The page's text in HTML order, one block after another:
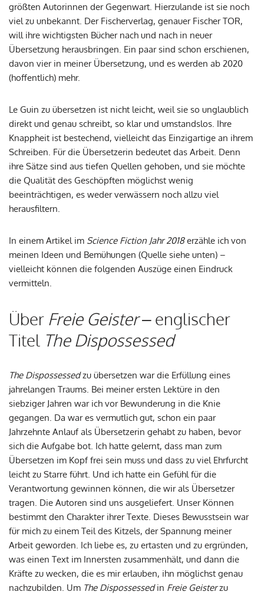
größten Autorinnen der Gegenwart. Hierzulande ist sie noch
viel zu unbekannt. Der Fischerverlag, genauer Fischer TOR,
will ihre wichtigsten Bücher nach und nach in neuer
Übersetzung herausbringen. Ein paar sind schon erschienen,
davon vier in meiner Übersetzung, und es werden ab 2020
(hoffentlich) mehr.
Le Guin zu übersetzen ist nicht leicht, weil sie so unglaublich
direkt und genau schreibt, so klar und umstandslos. Ihre
Knappheit ist bestechend, vielleicht das Einzigartige an ihrem
Schreiben. Für die Übersetzerin bedeutet das Arbeit. Denn
ihre Sätze sind aus tiefen Quellen gehoben, und sie möchte
die Qualität des Geschöpften möglichst wenig
beeinträchtigen, es weder verwässern noch allzu viel
herausfiltern.
In einem Artikel im Science Fiction Jahr 2018erzähle ich von
meinen Ideen und Bemühungen (Quelle siehe unten) –
vielleicht können die folgenden Auszüge einen Eindruck
vermitteln.
Über Freie Geister– englischer
Titel The Dispossessed
The Dispossessedzu übersetzen war die Erfüllung eines
jahrelangen Traums. Bei meiner ersten Lektüre in den
siebziger Jahren war ich vor Bewunderung in die Knie
gegangen. Da war es vermutlich gut, schon ein paar
Jahrzehnte Anlauf als Übersetzerin gehabt zu haben, bevor
sich die Aufgabe bot. Ich hatte gelernt, dass man zum
Übersetzen im Kopf frei sein muss und dass zu viel Ehrfurcht
leicht zu Starre führt. Und ich hatte ein Gefühl für die
Verantwortung gewinnen können, die wir als Übersetzer
tragen. Die Autoren sind uns ausgeliefert. Unser Können
bestimmt den Charakter ihrer Texte. Dieses Bewusstsein war
für mich zu einem Teil des Kitzels, der Spannung meiner
Arbeit geworden. Ich liebe es, zu ertasten und zu ergründen,
was einen Text im Innersten zusammenhält, und dann die
Kräfte zu wecken, die es mir erlauben, ihn möglichst genau
nachzubilden. Um The Dispossessedin Freie Geisterzu